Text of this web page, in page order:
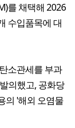
를 채택해 2026
수입품목에 대
소관세를 부과
의했고, 공화당
의 '해외 오염물